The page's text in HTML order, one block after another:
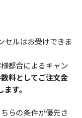
セルはお受けできま
都合によるキャン
料としてご注文金
す。
らの条件が優先さ